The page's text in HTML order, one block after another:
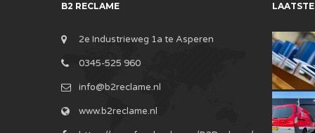
B2 RECLAME
2e Industrieweg 1a te Asperen
0345-525 960
info@b2reclame.nl
www.b2reclame.nl